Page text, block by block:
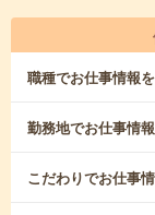
職種でお仕事情報
勤務地でお仕事情
こだわりでお仕事